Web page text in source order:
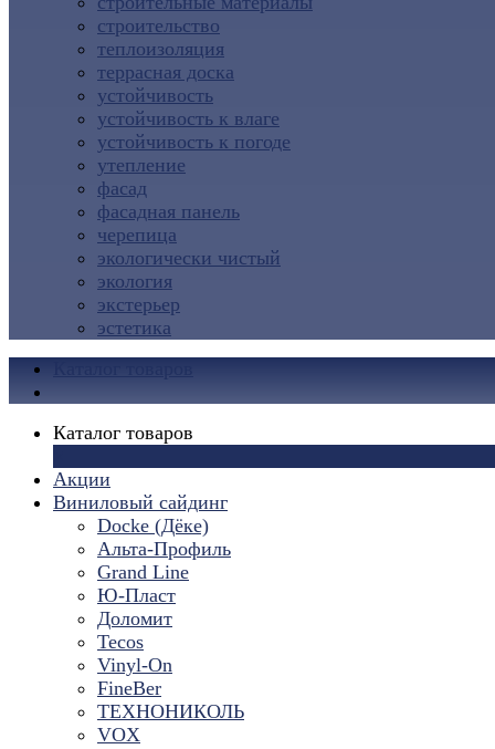
строительство
теплоизоляция
террасная доска
устойчивость
устойчивость к влаге
устойчивость к погоде
утепление
фасад
фасадная панель
черепица
экологически чистый
экология
экстерьер
эстетика
Каталог товаров
Акции
Виниловый сайдинг
Docke (Дёке)
Альта-Профиль
Grand Line
Ю-Пласт
Доломит
Tecos
Vinyl-On
FineBer
ТЕХНОНИКОЛЬ
VOX